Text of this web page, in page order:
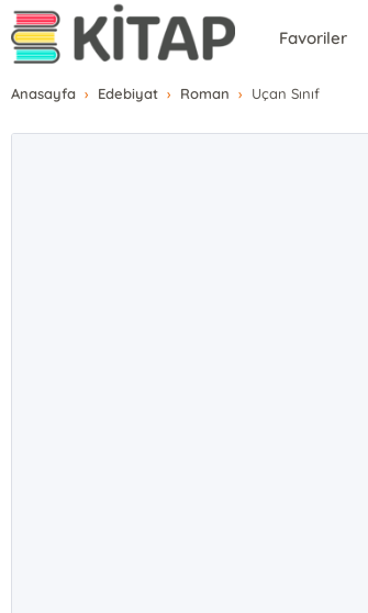
Favoriler
Anasayfa Edebiyat Roman Uçan Sınıf